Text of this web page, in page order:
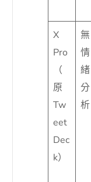
X
Pro
（
原
Tw
eet
Dec
k）
無
情
緒
分
析